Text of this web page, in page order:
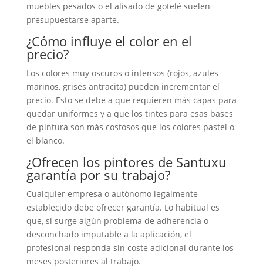
muebles pesados o el alisado de gotelé suelen
presupuestarse aparte.
¿Cómo influye el color en el
precio?
Los colores muy oscuros o intensos (rojos, azules
marinos, grises antracita) pueden incrementar el
precio. Esto se debe a que requieren más capas para
quedar uniformes y a que los tintes para esas bases
de pintura son más costosos que los colores pastel o
el blanco.
¿Ofrecen los pintores de Santuxu
garantía por su trabajo?
Cualquier empresa o autónomo legalmente
establecido debe ofrecer garantía. Lo habitual es
que, si surge algún problema de adherencia o
desconchado imputable a la aplicación, el
profesional responda sin coste adicional durante los
meses posteriores al trabajo.